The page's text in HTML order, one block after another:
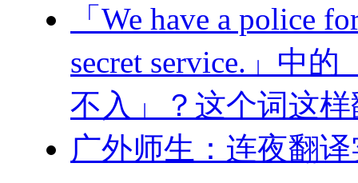
「We have a police
secret service.」中
不入」？这个词这
广外师生：连夜翻